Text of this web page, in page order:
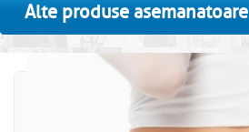
Alte produse asemanatoare